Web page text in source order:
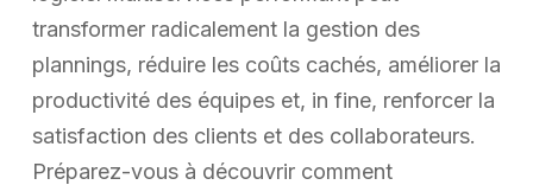
transformer radicalement la gestion des
plannings, réduire les coûts cachés, améliorer la
productivité des équipes et, in fine, renforcer la
satisfaction des clients et des collaborateurs.
Préparez-vous à découvrir comment